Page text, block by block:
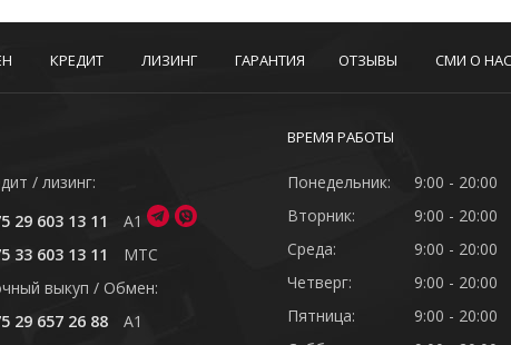
КРЕДИТ ЛИЗИНГ ГАРАНТИЯ ОТЗЫВЫ СМИ О НАС
/ лизинг:
29 603 13 11
A1
33 603 13 11
MTC
выкуп / Обмен:
29 657 26 88
A1
ВРЕМЯ РАБОТЫ
Понедельник:
9:00 - 20:00
Вторник:
9:00 - 20:00
Среда:
9:00 - 20:00
Четверг:
9:00 - 20:00
Пятница:
9:00 - 20:00